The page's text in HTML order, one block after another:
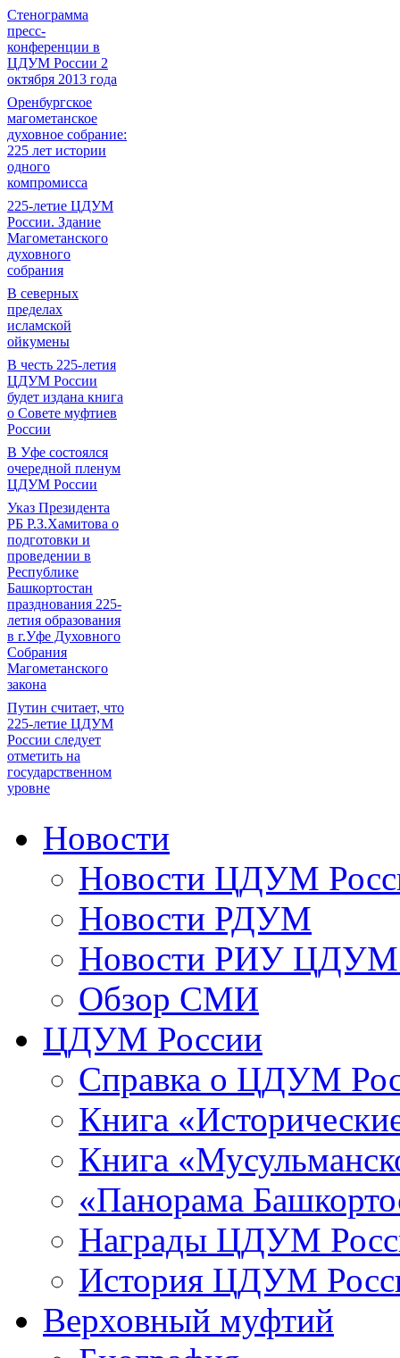
Стенограмма
пресс-
конференции в
ЦДУМ России 2
октября 2013 года
Оренбургское
магометанское
духовное собрание:
225 лет истории
одного
компромисса
225-летие ЦДУМ
России. Здание
Магометанского
духовного
собрания
В северных
пределах
исламской
ойкумены
В честь 225-летия
ЦДУМ России
будет издана книга
о Совете муфтиев
России
В Уфе состоялся
очередной пленум
ЦДУМ России
Указ Президента
РБ Р.З.Хамитова о
подготовки и
проведении в
Республике
Башкортостан
празднования 225-
летия образования
в г.Уфе Духовного
Собрания
Магометанского
закона
Путин считает, что
225-летие ЦДУМ
России следует
отметить на
государственном
уровне
Новости
Новости ЦДУМ
Новости РДУМ
Новости РИУ ЦДУМ
Обзор СМИ
ЦДУМ России
Справка о ЦДУМ
Книга
Книга
«Панорама
Награды ЦДУМ
История ЦДУМ
Верховный муфтий